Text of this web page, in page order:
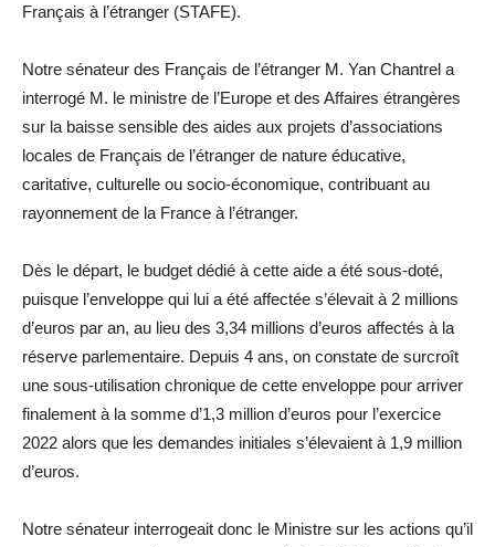
Français à l’étranger (STAFE).
Notre sénateur des Français de l’étranger M. Yan Chantrel a
interrogé M. le ministre de l’Europe et des Affaires étrangères
sur la baisse sensible des aides aux projets d’associations
locales de Français de l’étranger de nature éducative,
caritative, culturelle ou socio-économique, contribuant au
rayonnement de la France à l’étranger.
Dès le départ, le budget dédié à cette aide a été sous-doté,
puisque l’enveloppe qui lui a été affectée s’élevait à 2 millions
d’euros par an, au lieu des 3,34 millions d’euros affectés à la
réserve parlementaire. Depuis 4 ans, on constate de surcroît
une sous-utilisation chronique de cette enveloppe pour arriver
finalement à la somme d’1,3 million d’euros pour l’exercice
2022 alors que les demandes initiales s’élevaient à 1,9 million
d’euros.
Notre sénateur interrogeait donc le Ministre sur les actions qu’il